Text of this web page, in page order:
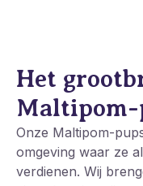
Het
Maltipom-
Onze Maltipom-
omgeving waar ze
verdienen. Wij